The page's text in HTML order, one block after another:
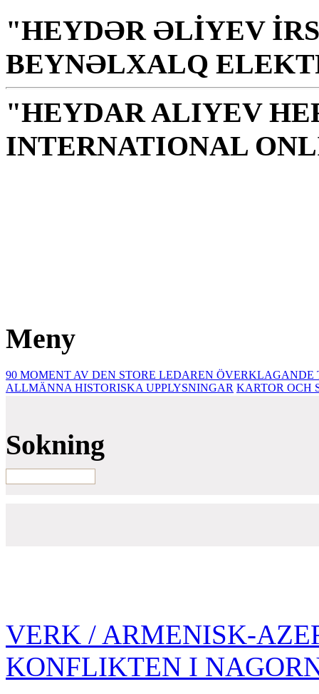
"HEYDƏR ƏLİYEV
BEYNƏLXALQ
"HEYDAR ALIYEV
INTERNATIONAL
Meny
90 MOMENT AV DEN STORE LEDAREN ÖVERKLAGANDE
ALLMÄNNA HISTORISKA UPPLYSNINGAR KARTOR OCH
Sokning
VERK / ARMENISK-
KONFLIKTEN I